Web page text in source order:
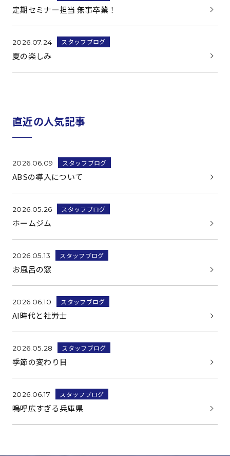
定期セミナー担当 無事卒業！
2026.07.24 スタッフブログ
夏の楽しみ
直近の人気記事
2026.06.09 スタッフブログ
ABSの導入について
2026.05.26 スタッフブログ
ホームジム
2026.05.13 スタッフブログ
お風呂の窓
2026.06.10 スタッフブログ
AI時代と社労士
2026.05.28 スタッフブログ
季節の変わり目
2026.06.17 スタッフブログ
嗚呼広すぎる兵庫県